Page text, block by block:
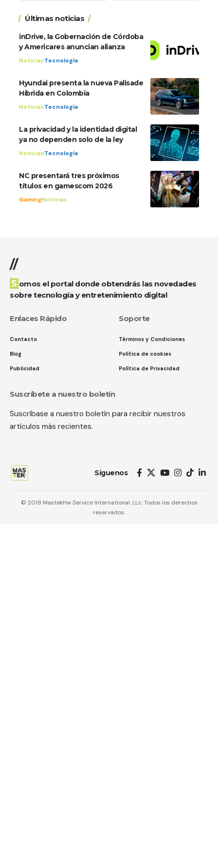
Últimas noticias
inDrive, la Gobernación de Córdoba
y Americares anuncian alianza
NoticiasTecnología
Hyundai presenta la nueva Palisade
Híbrida en Colombia
NoticiasTecnología
La privacidad y la identidad digital
ya no dependen solo de la ley
NoticiasTecnología
NC presentará tres próximos
títulos en gamescom 2026
GamingNoticias
//
Somos el portal donde obtendrás las novedades
sobre tecnología y entretenimiento digital
Enlaces Rápido
Contacto
Blog
Publicidad
Soporte
Términos y Condiciones
Política de cookies
Política de Privacidad
Suscríbete a nuestro boletín
Suscríbase a nuestro boletín para recibir nuestros
artículos más recientes.
Síguenos
© 2018 MastekHw Service International. LLc. Todos los derechos
reservados.